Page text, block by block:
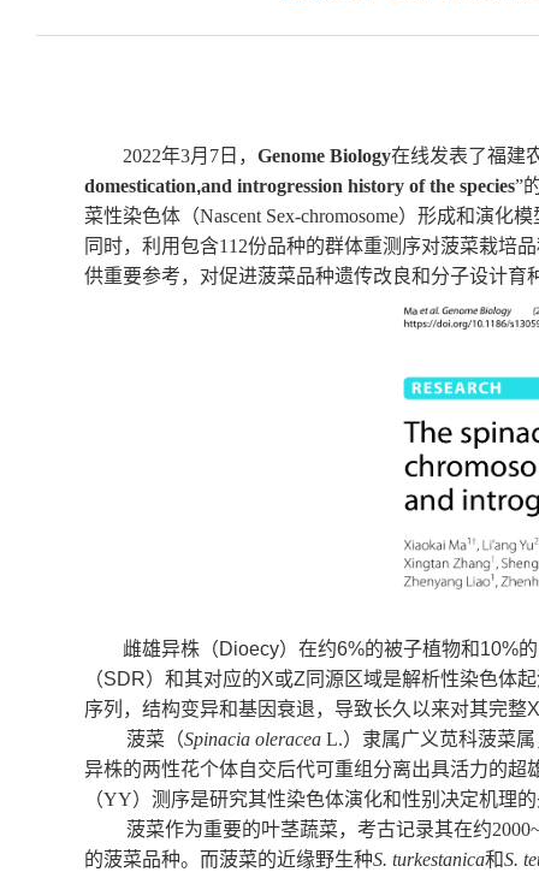
2022年3月 7日， Genome Biology在线发表了福建
domestication,and introgression history of the species”
菜性染色体（Nascent Sex-chromosome）形成和演化
同时，利用包含112份品种的群体重测序对菠菜栽培
供重要参考，对促进菠菜品种遗传改良和分子设计育
雌雄异株（Dioecy）在约6%的被子植物和10%
（SDR）和其对应的X或Z 同源区域是解析性染色体
序列，结构变异和基因衰退，导致长久以来对其完整
菠菜（Spinacia oleraceaL.）隶属广义苋科菠菜
异株的两性花个体自交后代可重组分离出具活力的超
（YY）测序是研究其性染色体演化和性别决定机理
菠菜作为重要的叶茎蔬菜，考古记录其在约
的菠菜品种。而菠菜的近缘野生种S. turkestanica和S.